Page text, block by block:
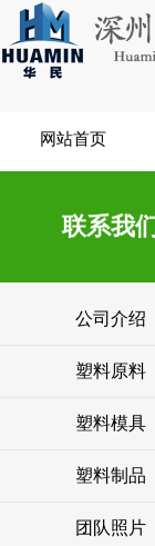
网站首页
联系我
公司介绍
塑料原料
塑料模具
塑料制品
团队照片